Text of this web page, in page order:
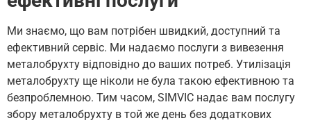
Ми знаємо, що вам потрібен швидкий, доступний та
ефективний сервіс. Ми надаємо послуги з вивезення
металобрухту відповідно до ваших потреб. Утилізація
металобрухту ще ніколи не була такою ефективною та
безпроблемною. Тим часом, SIMVIC надає вам послугу
збору металобрухту в той же день без додаткових